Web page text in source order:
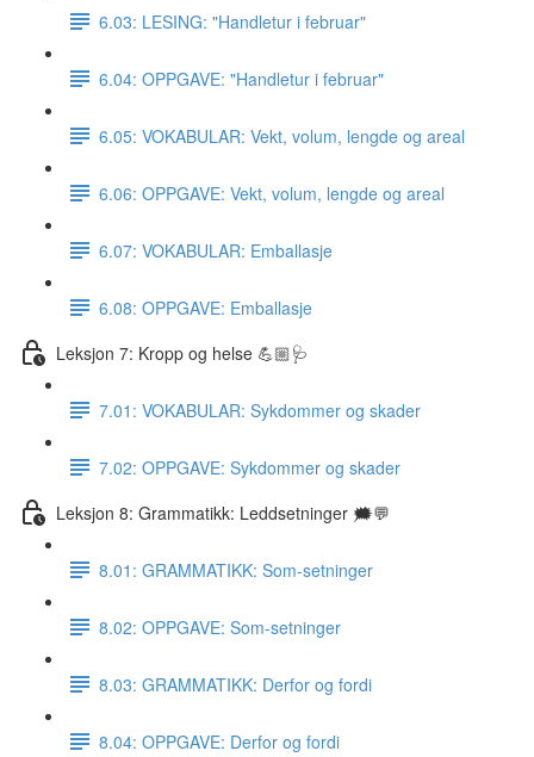
6.03: LESING: "Handletur i februar"
6.04: OPPGAVE: "Handletur i februar"
6.05: VOKABULAR: Vekt, volum, lengde og areal
6.06: OPPGAVE: Vekt, volum, lengde og areal
6.07: VOKABULAR: Emballasje
6.08: OPPGAVE: Emballasje
Leksjon 7: Kropp og helse 💪🏼🩺
7.01: VOKABULAR: Sykdommer og skader
7.02: OPPGAVE: Sykdommer og skader
Leksjon 8: Grammatikk: Leddsetninger 🗯💬
8.01: GRAMMATIKK: Som-setninger
8.02: OPPGAVE: Som-setninger
8.03: GRAMMATIKK: Derfor og fordi
8.04: OPPGAVE: Derfor og fordi